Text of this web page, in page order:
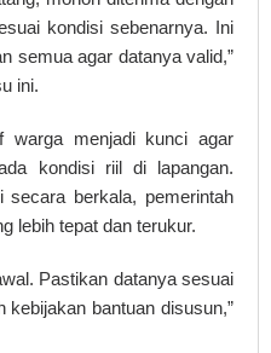
kondisi sebenarnya. Ini
semua agar datanya valid,”
ini.
warga menjadi kunci agar
kondisi riil di lapangan.
secara berkala, pemerintah
lebih tepat dan terukur.
Pastikan datanya sesuai
kebijakan bantuan disusun,”